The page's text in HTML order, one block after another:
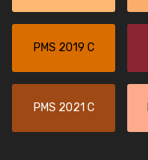
PMS 2019 C
PMS 2021 C